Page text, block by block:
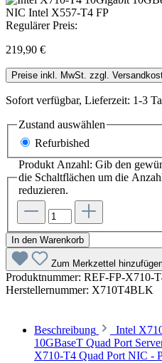
Regulärer Preis:
219,90 €
Preise inkl. MwSt. zzgl.
Sofort verfügbar, Lieferzeit: 1-3
Zustand auswählen
Refurbished
Produkt Anzahl: Gib den
die Schaltflächen um die
reduzieren.
In den Warenkorb
Zum Merkzettel
Produktnummer: REF-FP-X710-
Herstellernummer: X710T4BLK
Beschreibung
Intel
10GBaseT Quad Port
X710-T4 Quad Port NIC -